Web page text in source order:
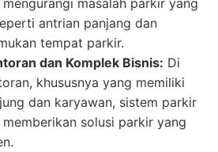
antrian panjang dan
tempat parkir.
dan Komplek Bisnis: Di
khususnya yang memiliki
dan karyawan, sistem parkir
solusi parkir yang